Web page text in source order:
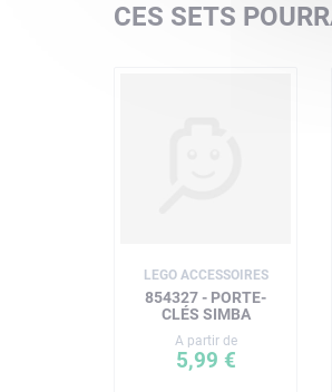
CES SETS
LEGO ACCESSOIRES
854327 - PORTE-
CLÉS SIMBA
A partir de
5,99 €